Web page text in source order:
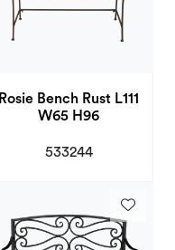
Rosie Bench Rust L111
W65 H96
533244